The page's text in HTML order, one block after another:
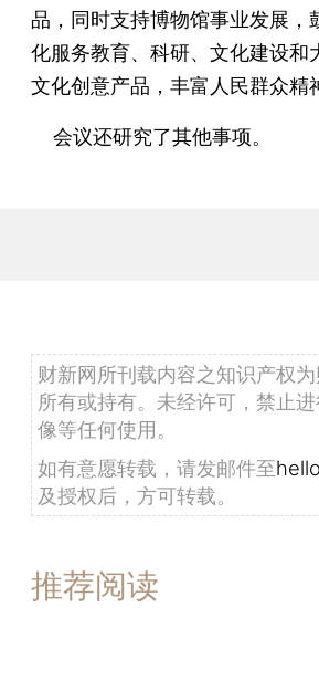
品，同时支持博物馆事业发展
化服务教育、科研、文化建设和
文化创意产品，丰富人民群众精
会议还研究了其他事项。
财新网所刊载内容之知识产权
所有或持有。未经许可，禁止
像等任何使用。
如有意愿转载，请发邮件至
及授权后，方可转载。
推荐阅读